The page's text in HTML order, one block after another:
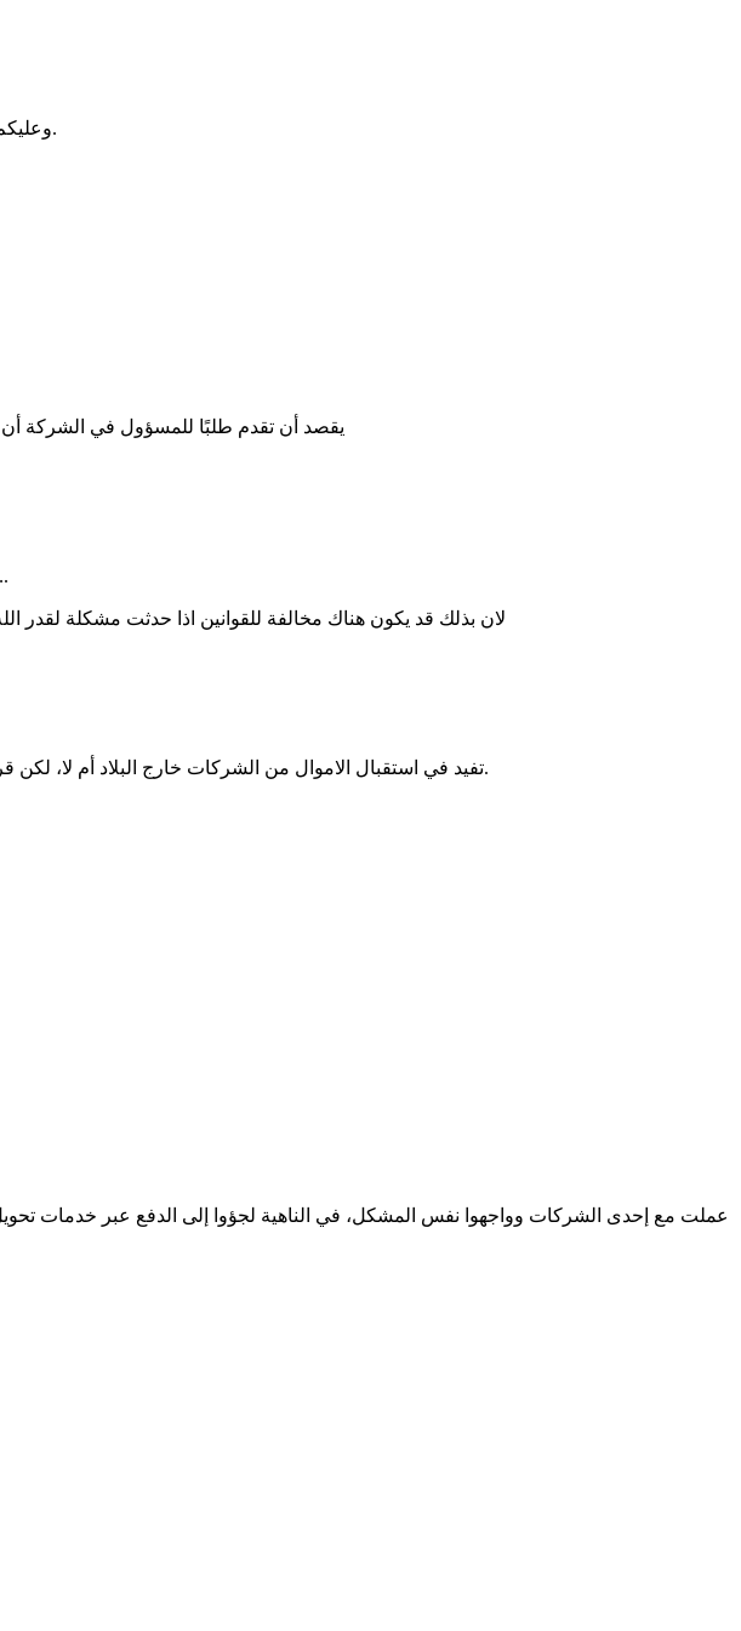
وعليكم السلام، حول من حساب شخص لشخص واحتفظ بالايصالات في ملف سواء كان عن طريق البنك أو مكتب صرافه.
يقصد أن تقدم طلبًا للمسؤول في الشركة
نعم هم لا يريدون تحويل من حساب الشركة لحساب شخصي خاص بهم ومن ثم تحويل الرواتب من شخص لشخص ..
لان بذلك قد يكون هناك مخالفة للقوانين اذا حدثت مشكلة
لا أدري إن كانت خدمات Visa B2B Connect تفيد في استقبال الاموال من الشركات خارج البلاد أم لا، لكن قرأت أنها توفر الكثير من التسهيلات بالنسبة للمنتمين لمجال العمل الحر.
عملت مع إحدى الشركات وواجهوا نفس المشكل، في الناهية لجؤوا إلى الدفع عبر خدمات تحويل